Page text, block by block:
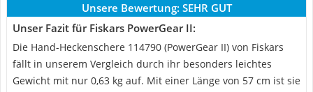
Unsere Bewertung: SEHR GUT
Unser Fazit für Fiskars PowerGear II:
Die Hand-Heckenschere 114790 (PowerGear II) von Fiskars
fällt in unserem Vergleich durch ihr besonders leichtes
Gewicht mit nur 0,63 kg auf. Mit einer Länge von 57 cm ist sie